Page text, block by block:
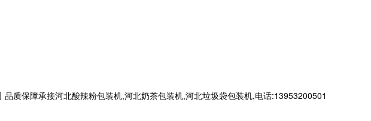
质保障承接河北酸辣粉包装机,河北奶茶包装机,河北垃圾袋包装机,电话:13953200501